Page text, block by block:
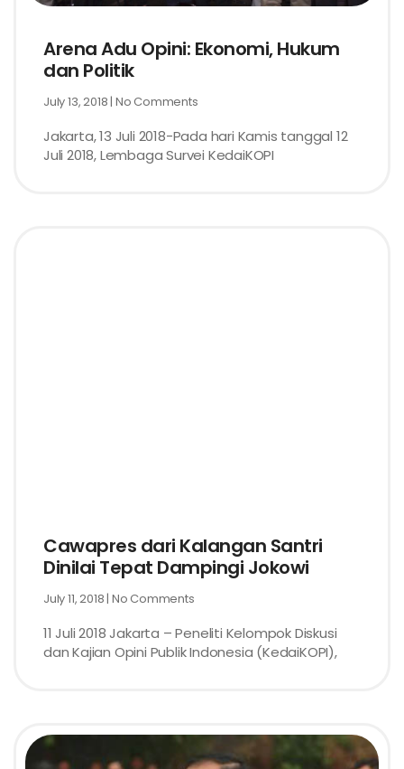
Arena Adu Opini: Ekonomi, Hukum
dan Politik
July 13, 2018 No Comments
Jakarta, 13 Juli 2018-Pada hari Kamis tanggal 12
Juli 2018, Lembaga Survei KedaiKOPI
Cawapres dari Kalangan Santri
Dinilai Tepat Dampingi Jokowi
July 11, 2018 No Comments
11 Juli 2018 Jakarta – Peneliti Kelompok Diskusi
dan Kajian Opini Publik Indonesia (KedaiKOPI),